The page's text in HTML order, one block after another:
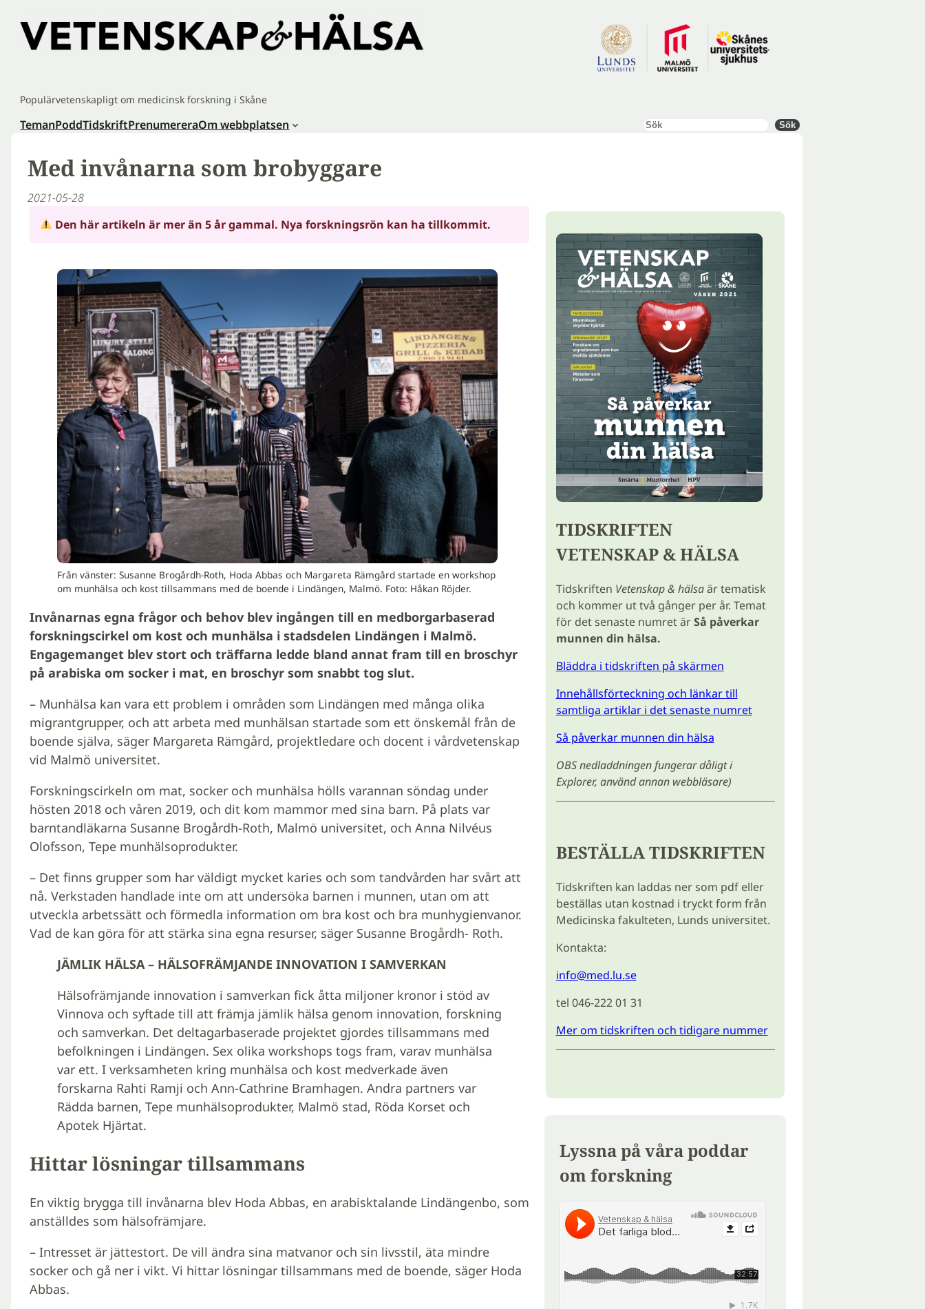
innehåll
Populärvetenskapligt om medicinsk forskning i Skåne
TemanPoddTidskriftPrenumereraOm webbplatsen Sök Sök
Med invånarna som brobyggare
2021-05-28
Den här artikeln är mer än 5 år gammal. Nya forskningsrön kan ha tillkommit.
Från vänster: Susanne Brogårdh-Roth, Hoda Abbas och Margareta Rämgård startade en workshop
om munhälsa och kost tillsammans med de boende i Lindängen, Malmö. Foto: Håkan Röjder.
Invånarnas egna frågor och behov blev ingången till en medborgarbaserad
forskningscirkel om kost och munhälsa i stadsdelen Lindängen i Malmö.
Engagemanget blev stort och träffarna ledde bland annat fram till en broschyr
på arabiska om socker i mat, en broschyr som snabbt tog slut.
– Munhälsa kan vara ett problem i områden som Lindängen med många olika
migrantgrupper, och att arbeta med munhälsan startade som ett önskemål från de
boende själva, säger Margareta Rämgård, projektledare och docent i vårdvetenskap
vid Malmö universitet.
Forskningscirkeln om mat, socker och munhälsa hölls varannan söndag under
hösten 2018 och våren 2019, och dit kom mammor med sina barn. På plats var
barntandläkarna Susanne Brogårdh-Roth, Malmö universitet, och Anna Nilvéus
Olofsson, Tepe munhälsoprodukter.
– Det finns grupper som har väldigt mycket karies och som tandvården har svårt att
nå. Verkstaden handlade inte om att undersöka barnen i munnen, utan om att
utveckla arbetssätt och förmedla information om bra kost och bra munhygienvanor.
Vad de kan göra för att stärka sina egna resurser, säger Susanne Brogårdh- Roth.
JÄMLIK HÄLSA – HÄLSOFRÄMJANDE INNOVATION I SAMVERKAN
Hälsofrämjande innovation i samverkan fick åtta miljoner kronor i stöd av
Vinnova och syftade till att främja jämlik hälsa genom innovation, forskning
och samverkan. Det deltagarbaserade projektet gjordes tillsammans med
befolkningen i Lindängen. Sex olika workshops togs fram, varav munhälsa
var ett. I verksamheten kring munhälsa och kost medverkade även
forskarna Rahti Ramji och Ann-Cathrine Bramhagen. Andra partners var
Rädda barnen, Tepe munhälsoprodukter, Malmö stad, Röda Korset och
Apotek Hjärtat.
Hittar lösningar tillsammans
En viktig brygga till invånarna blev Hoda Abbas, en arabisktalande Lindängenbo, som
anställdes som hälsofrämjare.
– Intresset är jättestort. De vill ändra sina matvanor och sin livsstil, äta mindre
socker och gå ner i vikt. Vi hittar lösningar tillsammans med de boende, säger Hoda
Abbas.
TIDSKRIFTEN
VETENSKAP & HÄLSA
Tidskriften Vetenskap & hälsaär tematisk
och kommer ut två gånger per år. Temat
för det senaste numret ärSå påverkar
munnen din hälsa.
Bläddra i tidskriften på skärmen
Innehållsförteckning och länkar till
samtliga artiklar i det senaste numret
Så påverkar munnen din hälsa
OBS nedladdningen fungerar dåligt i
Explorer, använd annan webbläsare)
BESTÄLLA TIDSKRIFTEN
Tidskriften kan laddas ner som pdf eller
beställas utan kostnad i tryckt form från
Medicinska fakulteten, Lunds universitet.
Kontakta:
info@med.lu.se
tel 046-222 01 31
Mer om tidskriften och tidigare nummer
Lyssna på våra poddar
om forskning